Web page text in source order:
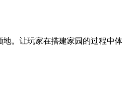
。让玩家在搭建家园的过程中体